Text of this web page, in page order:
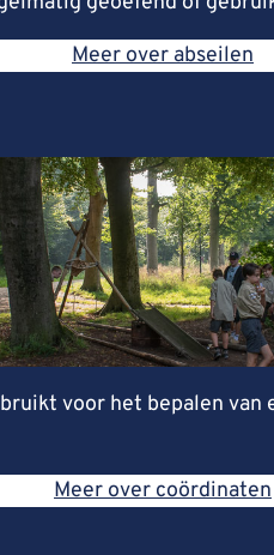
Meer over abseilen
voor het bepalen van
Meer over coördinaten